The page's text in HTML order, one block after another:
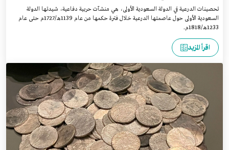
تحصينات الدرعية في الدولة السعودية الأولى، هي منشآت حربية دفاعية، شيدتها الدولة
السعودية الأولى حول عاصمتها الدرعية خلال فترة حكمها من عام 1139هـ/1727م حتى عام
1233هـ/1818م.
اقرأ المزيد